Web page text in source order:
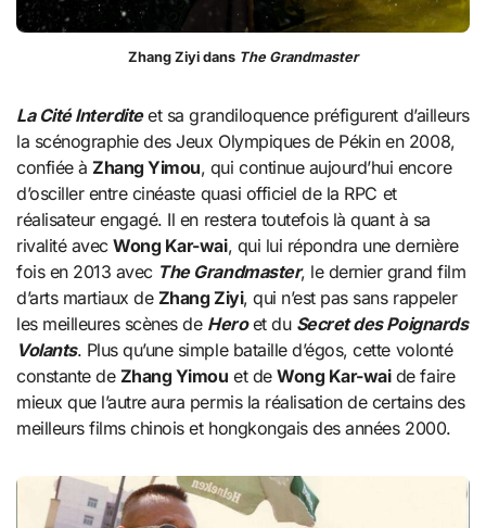
Zhang Ziyi dans The Grandmaster
La Cité Interditeet sa grandiloquence préfigurent d’ailleurs
la scénographie des Jeux Olympiques de Pékin en 2008,
confiée àZhang Yimou, qui continue aujourd’hui encore
d’osciller entre cinéaste quasi officiel de la RPC et
réalisateur engagé. Il en restera toutefois là quant à sa
rivalité avecWong Kar-wai, qui lui répondra une dernière
fois en 2013 avec The Grandmaster, le dernier grand film
d’arts martiaux de Zhang Ziyi, qui n’est pas sans rappeler
les meilleures scènes de Heroet du Secret des Poignards
Volants. Plus qu’une simple bataille d’égos, cette volonté
constante de Zhang Yimou et deWong Kar-waide faire
mieux que l’autre aura permis la réalisation de certains des
meilleurs films chinois et hongkongais des années 2000.